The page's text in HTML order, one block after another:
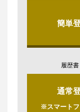
簡単
履歴
通常
※スマートフ